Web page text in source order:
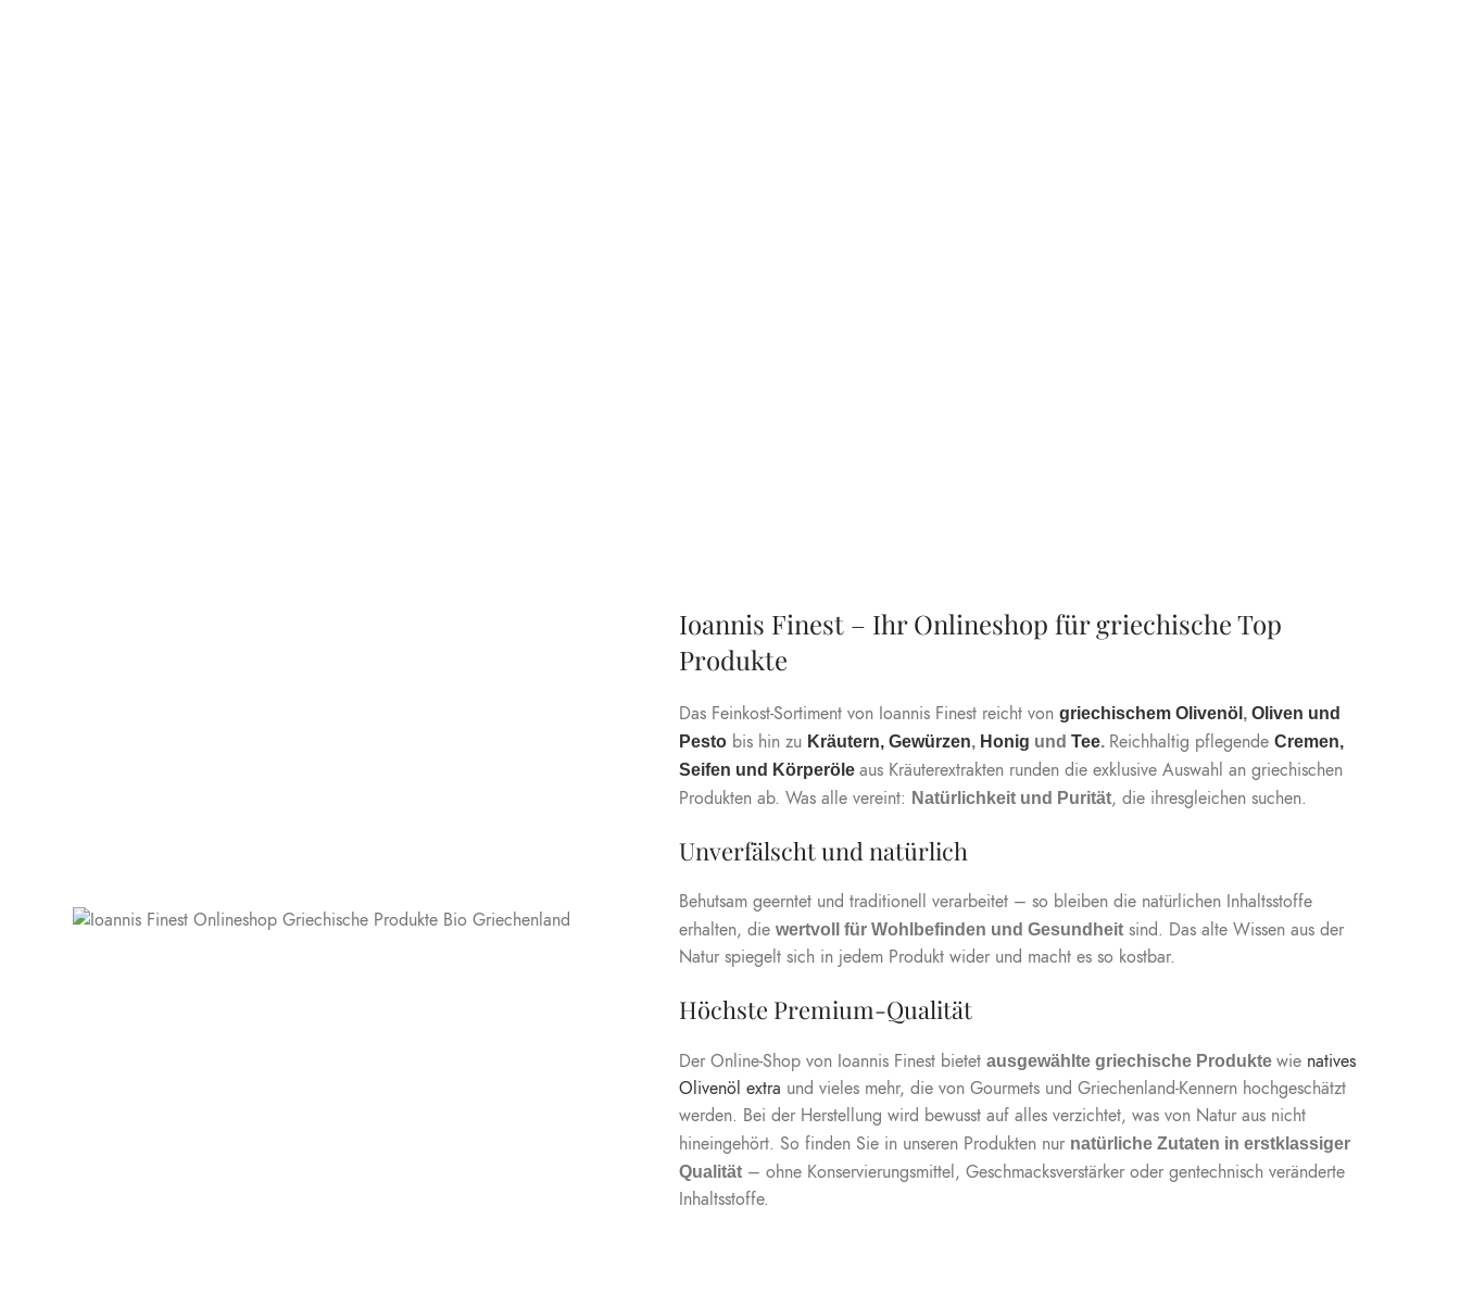
Ioannis Finest – Ihr Onlineshop für griechische Top
Produkte
Das Feinkost-Sortiment von Ioannis Finest reicht von griechischem Olivenöl , Oliven und
Pestobis hin zu Kräutern, Gewürzen, Honig und Tee. Reichhaltig pflegende Cremen,
Seifen und Körperöle aus Kräuterextrakten runden die exklusive Auswahl an griechischen
Produkten ab. Was alle vereint: Natürlichkeit und Purität, die ihresgleichen suchen.
Unverfälscht und natürlich
Behutsam geerntet und traditionell verarbeitet – so bleiben die natürlichen Inhaltsstoffe
erhalten, die wertvoll für Wohlbefinden und Gesundheitsind. Das alte Wissen aus der
Natur spiegelt sich in jedem Produkt wider und macht es so kostbar.
Höchste Premium-Qualität
Der Online-Shop von Ioannis Finest bietet ausgewählte griechische Produkte wie natives
Olivenöl extra und vieles mehr, die von Gourmets und Griechenland-Kennern hochgeschätzt
werden. Bei der Herstellung wird bewusst auf alles verzichtet, was von Natur aus nicht
hineingehört. So finden Sie in unseren Produkten nur natürliche Zutaten in erstklassiger
Qualität– ohne Konservierungsmittel, Geschmacksverstärker oder gentechnisch veränderte
Inhaltsstoffe.